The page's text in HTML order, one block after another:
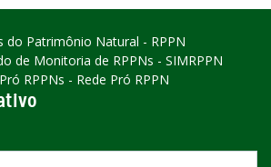
do Patrimônio Natural - RPPN
de Monitoria de RPPNs - SIMRPPN
RPPNs - Rede Pró RPPN